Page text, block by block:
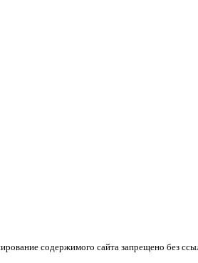
содержимого сайта запрещено без